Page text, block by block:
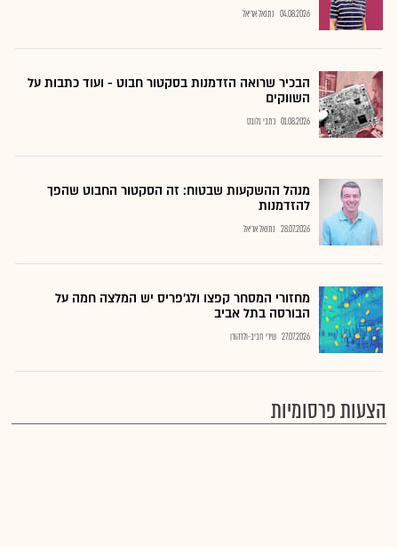
04.08.2026 נתנאל אריאל
הבכיר שרואה הזדמנות בסקטור חבוט - ועוד כתבות על
השווקים
01.08.2026 כתבי גלובס
מנהל ההשקעות שבטוח: זה הסקטור החבוט שהפך
להזדמנות
28.07.2026 נתנאל אריאל
מחזורי המסחר קפצו ולג'פריס יש המלצה חמה על
הבורסה בתל אביב
27.07.2026 שירי חביב-ולדהורן
הצעות פרסומיות